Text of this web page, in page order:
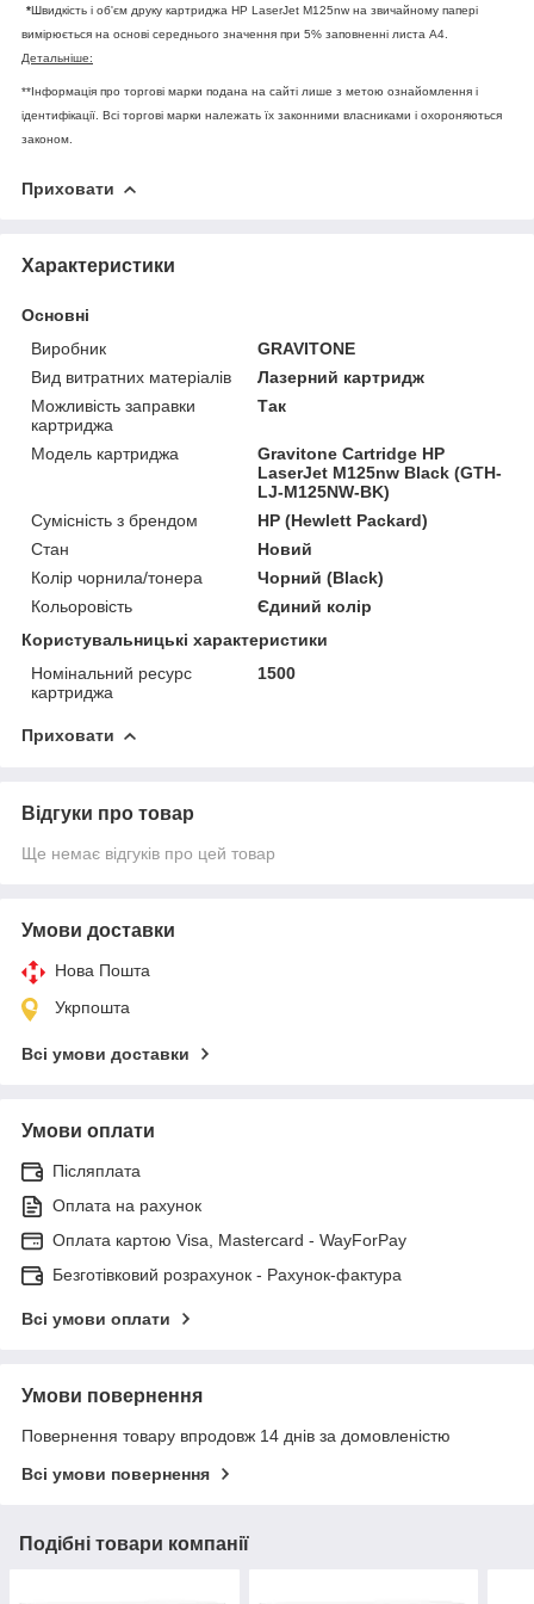
*Швидкість і об'єм друку картриджа HP LaserJet M125nw на звичайному папері
вимірюється на основі середнього значення при 5% заповненні листа А4.
Детальніше:
**Інформація про торгові марки подана на сайті лише з метою ознайомлення і
ідентифікації. Всі торгові марки належать їх законними власниками і охороняються
законом.
Приховати
Характеристики
Основні
Виробник
GRAVITONE
Вид витратних матеріалів
Лазерний картридж
Можливість заправки
картриджа
Так
Модель картриджа
Gravitone Cartridge HP
LaserJet M125nw Black (GTH-
LJ-M125NW-BK)
Сумісність з брендом
HP (Hewlett Packard)
Стан
Новий
Колір чорнила/тонера
Чорний (Black)
Кольоровість
Єдиний колір
Користувальницькі характеристики
Номінальний ресурс
картриджа
1500
Приховати
Відгуки про товар
Ще немає відгуків про цей товар
Умови доставки
Нова Пошта
Укрпошта
Всі умови доставки
Умови оплати
Післяплата
Оплата на рахунок
Оплата картою Visa, Mastercard - WayForPay
Безготівковий розрахунок - Рахунок-фактура
Всі умови оплати
Умови повернення
Повернення товару впродовж 14 днів за домовленістю
Всі умови повернення
Подібні товари компанії